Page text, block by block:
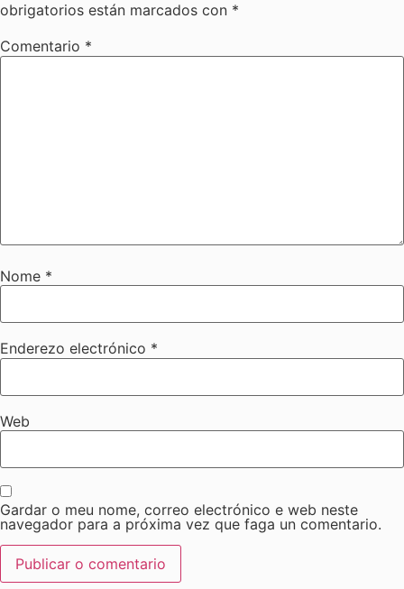
obrigatorios están marcados con *
Comentario *
Nome *
Enderezo electrónico *
Web
Gardar o meu nome, correo electrónico e web neste
navegador para a próxima vez que faga un comentario.